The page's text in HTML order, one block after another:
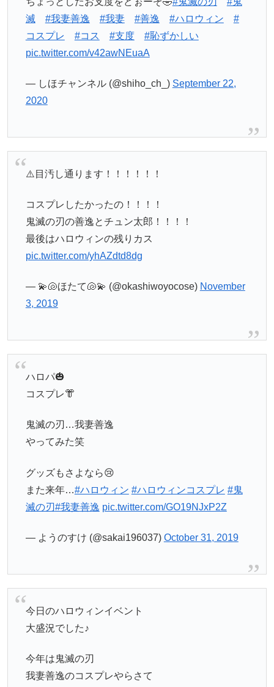
滅
#我妻善逸 #我妻 #善逸 #ハロウィン
#
コスプレ
#コス #支度
#恥ずかしい
pic.twitter.com/v42awNEuaA
— しほチャンネル (@shiho_ch_) September 22,
2020
⚠️目汚し通ります！！！！！！
コスプレしたかったの！！！！
鬼滅の刃の善逸とチュン太郎！！！！
最後はハロウィンの残りカス
pic.twitter.com/yhAZdtd8dg
— 💫🐚ほたて🐚💫 (@okashiwoyocose) November
3, 2019
ハロパ🎃
コスプレ👘
鬼滅の刃…我妻善逸
やってみた笑
グッズもさよなら😢
また来年…#ハロウィン #ハロウィンコスプレ #鬼
滅の刃#我妻善逸 pic.twitter.com/GO19NJxP2Z
— ようのすけ (@sakai196037) October 31, 2019
今日のハロウィンイベント
大盛況でした♪
今年は鬼滅の刃
我妻善逸のコスプレやらさて